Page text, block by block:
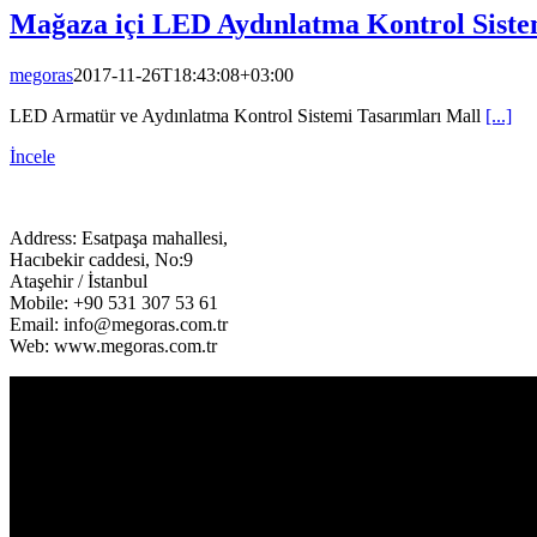
Mağaza içi LED Aydınlatma Kontrol
megoras2017-11-26T18:43:08+03:00
LED Armatür ve Aydınlatma Kontrol Sistemi Tasarımları Mall [...]
İncele
Address: Esatpaşa mahallesi,
Hacıbekir caddesi, No:9
Ataşehir / İstanbul
Mobile: +90 531 307 53 61
Email: info@megoras.com.tr
Web: www.megoras.com.tr